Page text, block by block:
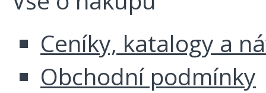
Ceníky, katalogy a
Obchodní podmínky